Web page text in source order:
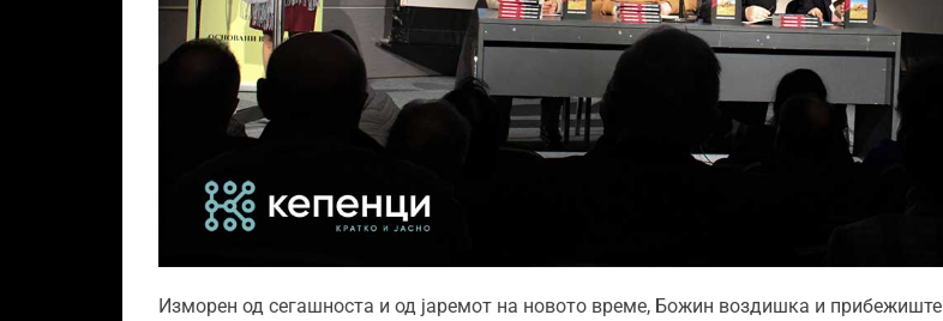
Изморен од сегашноста и од јаремот на новото време, Божин воздишка и прибежиште